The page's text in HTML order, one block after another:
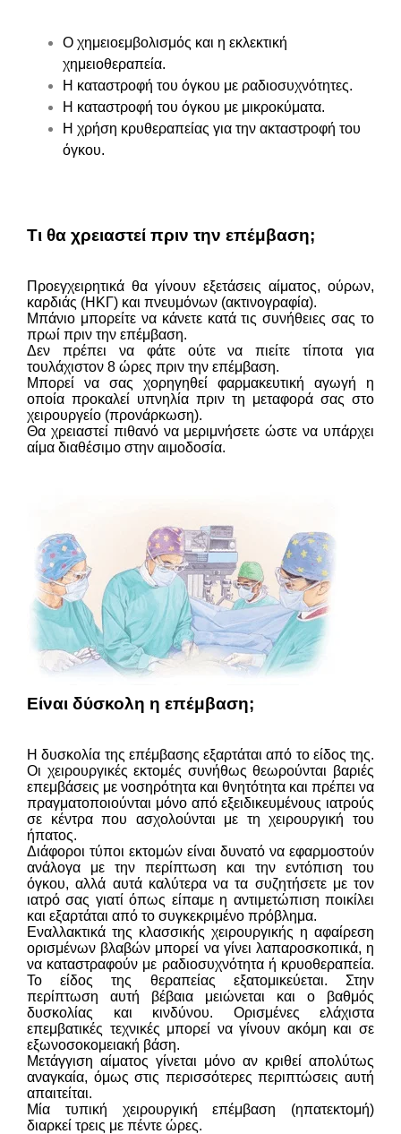
Ο χημειοεμβολισμός και η εκλεκτική
χημειοθεραπεία.
Η καταστροφή του όγκου με ραδιοσυχνότητες.
Η καταστροφή του όγκου με μικροκύματα.
Η χρήση κρυθεραπείας για την ακταστροφή του
όγκου.
Τι θα χρειαστεί πριν την επέμβαση;
Προεγχειρητικά θα γίνουν εξετάσεις αίματος, ούρων,
καρδιάς (ΗΚΓ) και πνευμόνων (ακτινογραφία).
Μπάνιο μπορείτε να κάνετε κατά τις συνήθειες σας το
πρωί πριν την επέμβαση.
Δεν πρέπει να φάτε ούτε να πιείτε τίποτα για
τουλάχιστον 8 ώρες πριν την επέμβαση.
Μπορεί να σας χορηγηθεί φαρμακευτική αγωγή η
οποία προκαλεί υπνηλία πριν τη μεταφορά σας στο
χειρουργείο (προνάρκωση).
Θα χρειαστεί πιθανό να μεριμνήσετε ώστε να υπάρχει
αίμα διαθέσιμο στην αιμοδοσία.
Είναι δύσκολη η επέμβαση;
Η δυσκολία της επέμβασης εξαρτάται από το είδος της.
Οι χειρουργικές εκτομές συνήθως θεωρούνται βαριές
επεμβάσεις με νοσηρότητα και θνητότητα και πρέπει να
πραγματοποιούνται μόνο από εξειδικευμένους ιατρούς
σε κέντρα που ασχολούνται με τη χειρουργική του
ήπατος.
Διάφοροι τύποι εκτομών είναι δυνατό να εφαρμοστούν
ανάλογα με την περίπτωση και την εντόπιση του
όγκου, αλλά αυτά καλύτερα να τα συζητήσετε με τον
ιατρό σας γιατί όπως είπαμε η αντιμετώπιση ποικίλει
και εξαρτάται από το συγκεκριμένο πρόβλημα.
Εναλλακτικά της κλασσικής χειρουργικής η αφαίρεση
ορισμένων βλαβών μπορεί να γίνει λαπαροσκοπικά, η
να καταστραφούν με ραδιοσυχνότητα ή κρυοθεραπεία.
Το είδος της θεραπείας εξατομικεύεται. Στην
περίπτωση αυτή βέβαια μειώνεται και ο βαθμός
δυσκολίας και κινδύνου. Ορισμένες ελάχιστα
επεμβατικές τεχνικές μπορεί να γίνουν ακόμη και σε
εξωνοσοκομειακή βάση.
Μετάγγιση αίματος γίνεται μόνο αν κριθεί απολύτως
αναγκαία, όμως στις περισσότερες περιπτώσεις αυτή
απαιτείται.
Μία τυπική χειρουργική επέμβαση (ηπατεκτομή)
διαρκεί τρεις με πέντε ώρες.